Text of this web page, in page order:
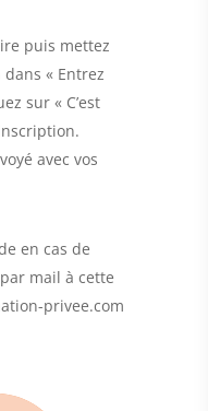
puis mettez
« Entrez
sur « C’est
avec vos
en cas de
mail à cette
privee.com